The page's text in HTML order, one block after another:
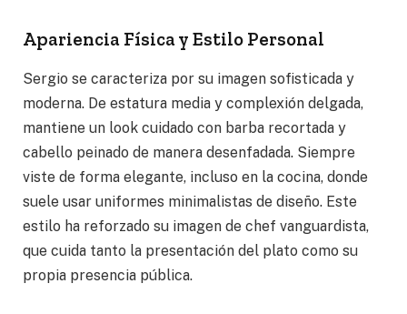
Apariencia Física y Estilo Personal
Sergio se caracteriza por su imagen sofisticada y
moderna. De estatura media y complexión delgada,
mantiene un look cuidado con barba recortada y
cabello peinado de manera desenfadada. Siempre
viste de forma elegante, incluso en la cocina, donde
suele usar uniformes minimalistas de diseño. Este
estilo ha reforzado su imagen de chef vanguardista,
que cuida tanto la presentación del plato como su
propia presencia pública.